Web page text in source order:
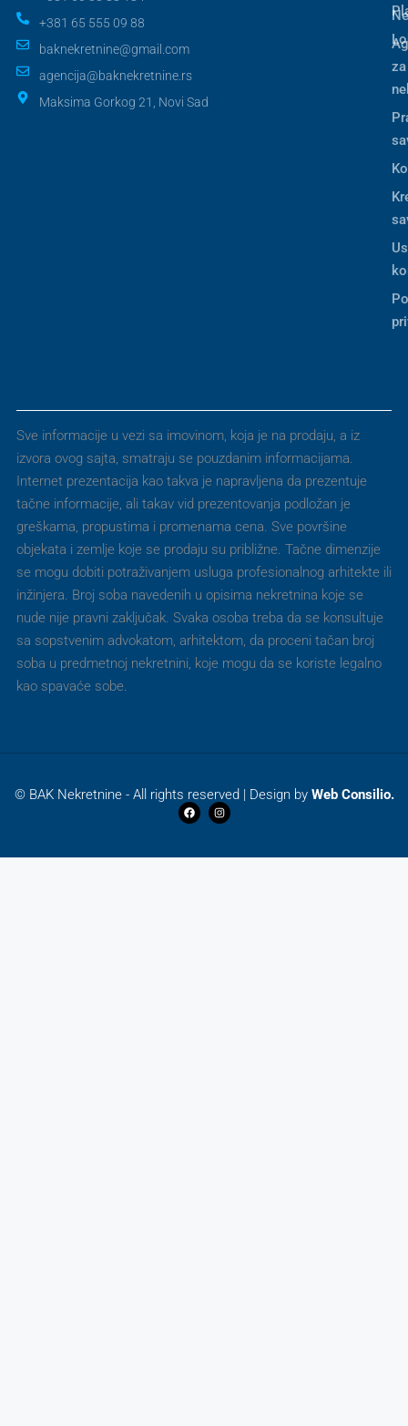
+381 65 555 09 88
baknekretnine@gmail.com
agencija@baknekretnine.rs
Maksima Gorkog 21, Novi Sad
za
Sve informacije u vezi sa imovinom, koja je na prodaju, a iz
izvora ovog sajta, smatraju se pouzdanim informacijama.
Internet prezentacija kao takva je napravljena da prezentuje
tačne informacije, ali takav vid prezentovanja podložan je
greškama, propustima i promenama cena. Sve površine
objekata i zemlje koje se prodaju su približne. Tačne dimenzije
se mogu dobiti potraživanjem usluga profesionalnog arhitekte ili
inžinjera. Broj soba navedenih u opisima nekretnina koje se
nude nije pravni zaključak. Svaka osoba treba da se konsultuje
sa sopstvenim advokatom, arhitektom, da proceni tačan broj
soba u predmetnoj nekretnini, koje mogu da se koriste legalno
kao spavaće sobe.
© BAK Nekretnine - All rights reserved | Design by Web Consilio.